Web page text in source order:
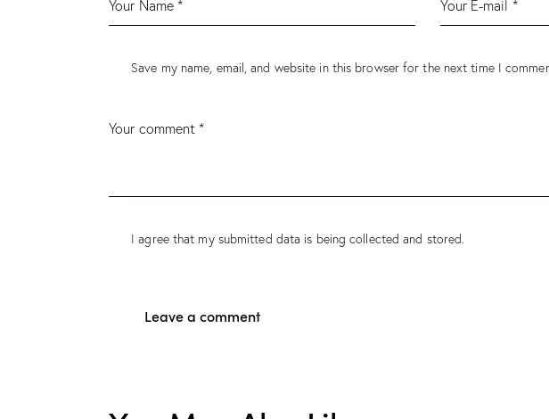
Save my name, email, and website in this browser for the next time I
I agree that my submitted data is beingcollected and stored.